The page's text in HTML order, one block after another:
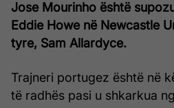
Jose Mourinho është
Eddie Howe në Newcastle
tyre, Sam Allardyce.
Trajneri portugez është në
të radhës pasi u shkarkua